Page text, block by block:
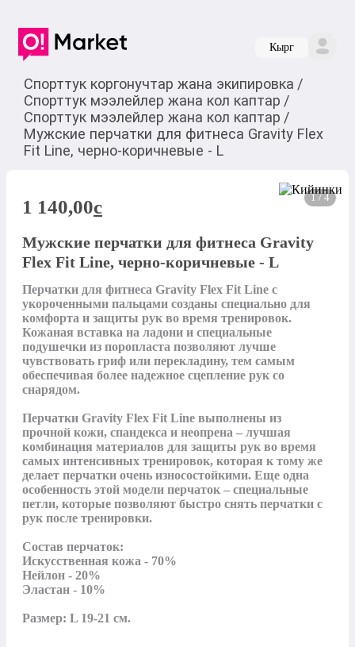
Кырг
Спорттук коргонучтар жана экипировка /
Спорттук мээлейлер жана кол каптар /
Спорттук мээлейлер жана кол каптар /
Мужские перчатки для фитнеса Gravity Flex
Fit Line, черно-коричневые - L
1 / 4
1 140,00c
Мужские перчатки для фитнеса Gravity
Flex Fit Line, черно-коричневые - L
Перчатки для фитнеса Gravity Flex Fit Line с
укороченными пальцами созданы специально для
комфорта и защиты рук во время тренировок.
Кожаная вставка на ладони и специальные
подушечки из поропласта позволяют лучше
чувствовать гриф или перекладину, тем самым
обеспечивая более надежное сцепление рук со
снарядом.
Перчатки Gravity Flex Fit Line выполнены из
прочной кожи, спандекса и неопрена – лучшая
комбинация материалов для защиты рук во время
самых интенсивных тренировок, которая к тому же
делает перчатки очень износостойкими. Еще одна
особенность этой модели перчаток – специальные
петли, которые позволяют быстро снять перчатки с
рук после тренировки.
Состав перчаток:
Искусственная кожа - 70%
Нейлон - 20%
Эластан - 10%
Размер: L 19-21 см.